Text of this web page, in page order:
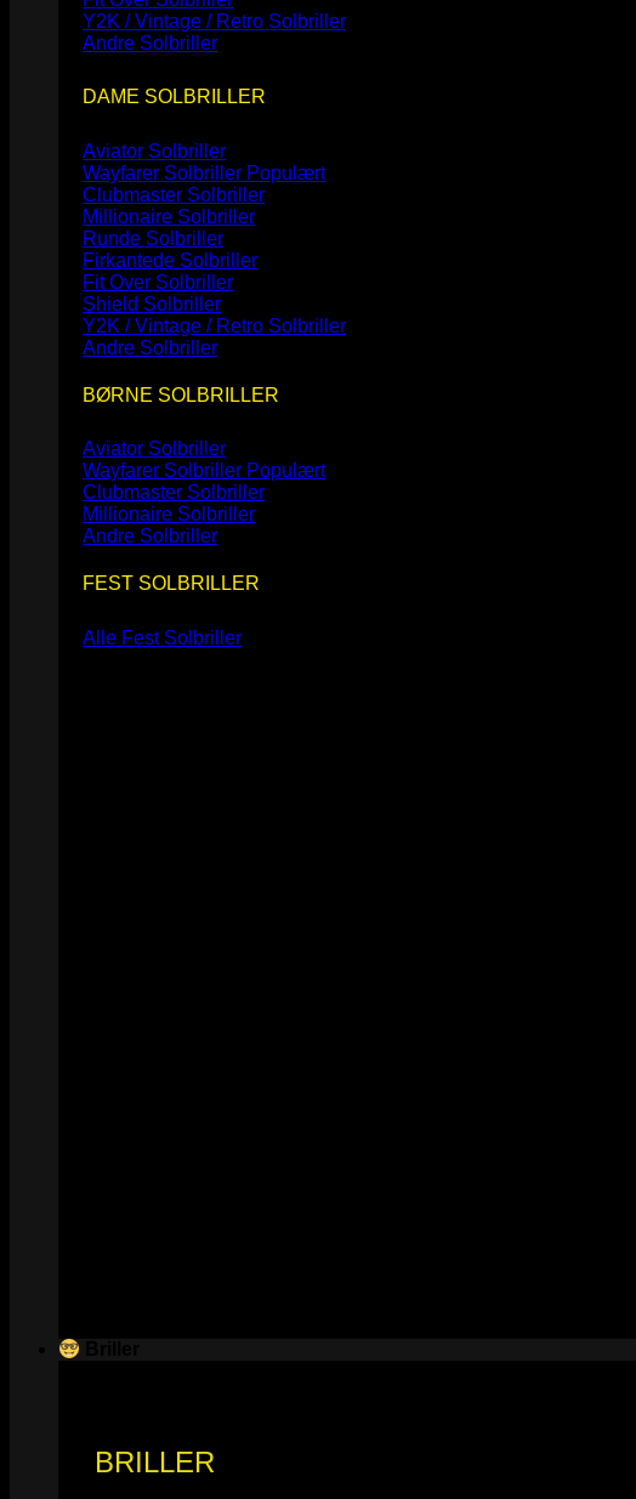
Y2K / Vintage / Retro Solbriller
Andre Solbriller
DAME SOLBRILLER
Aviator Solbriller
Wayfarer Solbriller
Clubmaster Solbriller
Millionaire Solbriller
Runde Solbriller
Firkantede Solbriller
Fit Over Solbriller
Shield Solbriller
Y2K / Vintage / Retro Solbriller
Andre Solbriller
BØRNE SOLBRILLER
Aviator Solbriller
Wayfarer Solbriller
Clubmaster Solbriller
Millionaire Solbriller
Andre Solbriller
FEST SOLBRILLER
Alle Fest Solbriller
BRILLER